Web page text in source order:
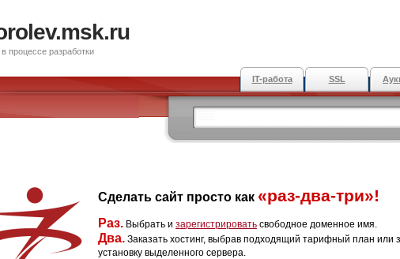
процессе разработки
IT-работа SSL
Сделать сайт просто как «раз-два-три»!
Раз. Выбрать и зарегистрировать свободное доменное имя.
Два. Заказать хостинг, выбрав подходящий тарифный план или
установку выделенного сервера.